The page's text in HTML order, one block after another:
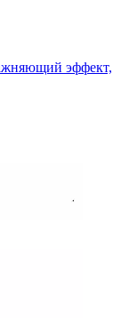
эффект,